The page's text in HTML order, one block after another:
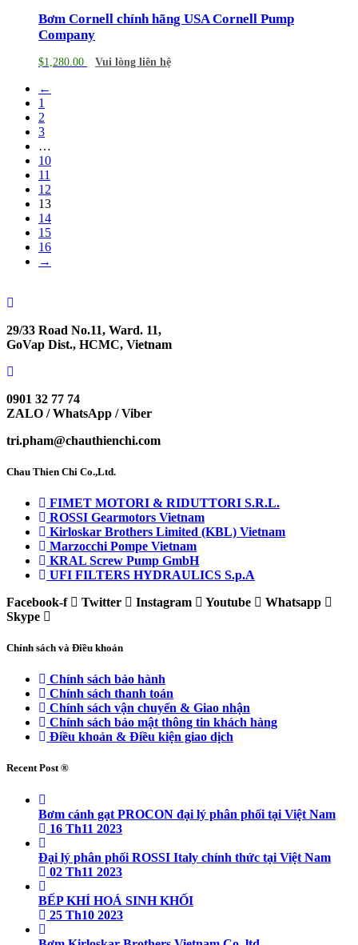
Bơm Cornell chính hãng USA Cornell Pump
Company
$1,280.00 Vui lòng liên hệ
←
1
2
3
…
10
11
12
13
14
15
16
→
29/33 Road No.11, Ward. 11,
GoVap Dist., HCMC, Vietnam
0901 32 77 74
ZALO / WhatsApp / Viber
tri.pham@chauthienchi.com
Chau Thien Chi Co.,Ltd.
FIMET MOTORI & RIDUTTORI S.R.L.
ROSSI Gearmotors Vietnam
Kirloskar Brothers Limited (KBL) Vietnam
Marzocchi Pompe Vietnam
KRAL Screw Pump GmbH
UFI FILTERS HYDRAULICS S.p.A
Facebook-f
Twitter Instagram Youtube
Whatsapp
Skype
Chính sách và Điều khoản
Chính sách bảo hành
Chính sách thanh toán
Chính sách vận chuyển & Giao nhận
Chính sách bảo mật thông tin khách hàng
Điều khoản & Điều kiện giao dịch
Recent Post ®
Bơm cánh gạt PROCON đại lý phân phối tại Việt Nam
16 Th11 2023
Đại lý phân phối ROSSI Italy chính thức tại Việt Nam
02 Th11 2023
BẾP KHÍ HOÁ SINH KHỐI
25 Th10 2023